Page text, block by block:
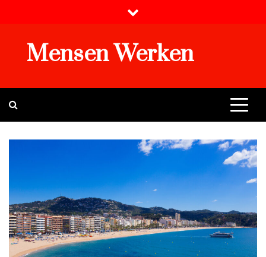
Mensen Werken